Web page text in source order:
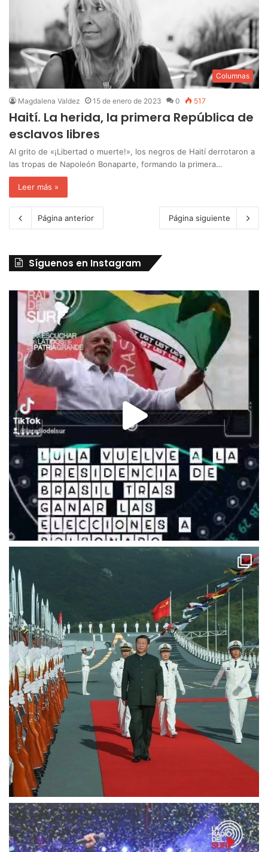
Columnas
Magdalena Valdez 15 de enero de 2023 0 517
Haití. La herida, la primera República de
esclavos libres
Al grito de «¡Libertad o muerte!», los negros de Haití derrotaron a
las tropas de Napoleón Bonaparte, formando la primera…
Leer más »
Página anterior Página siguiente
Síguenos en Instagram